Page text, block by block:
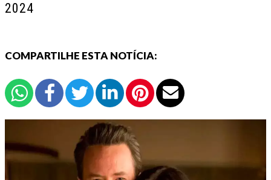
2024
COMPARTILHE ESTA NOTÍCIA: